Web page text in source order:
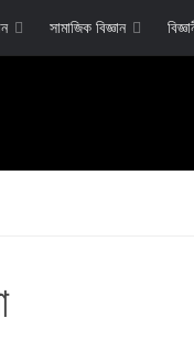
সামাজিক বিজ্ঞান